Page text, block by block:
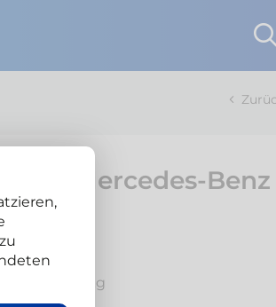
Mercedes-Benz
bis 3'500 kg